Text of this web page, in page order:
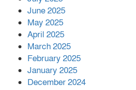
June 2025
May 2025
April 2025
March 2025
February 2025
January 2025
December 2024